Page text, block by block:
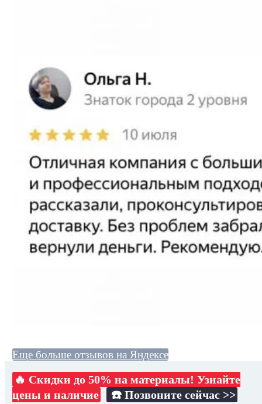
Еще больше отзывов на Яндексе
🔥 Скидки до 50% на материалы! Узнайте
цены и наличие
☎️ Позвоните сейчас >>